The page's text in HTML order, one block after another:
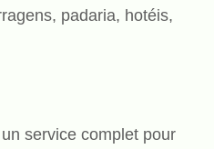
padaria, hotéis,
service complet pour